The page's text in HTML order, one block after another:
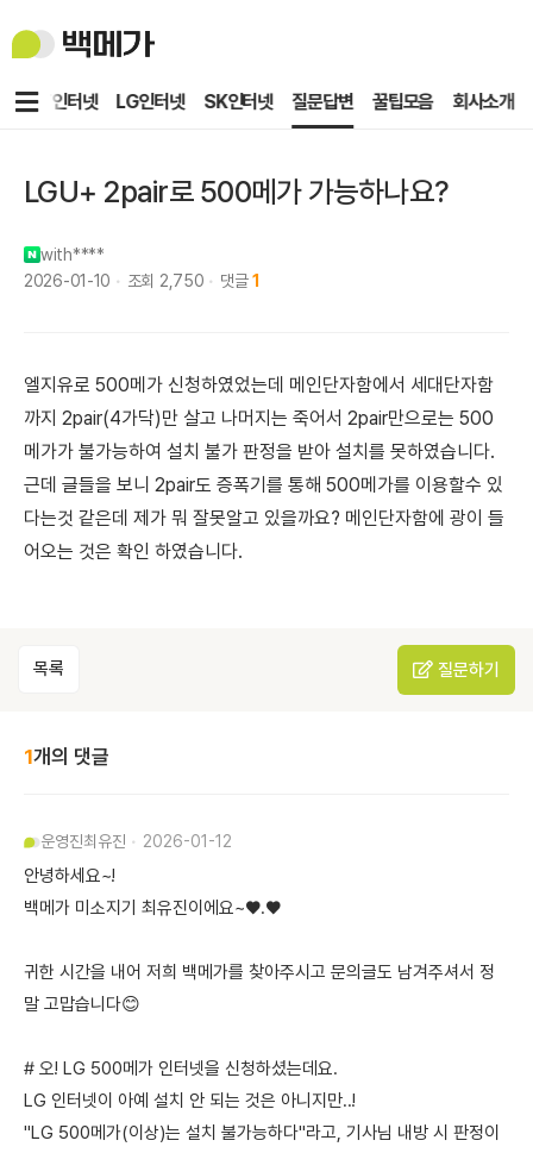
백
메
KT인터넷 LG인터넷 SK인터넷 질문답변 꿀팁모음 회사소개
메
LGU+ 2pair로 500메가 가능하나요?
with****
2026-01-10
조회 2,750 댓글 1
엘지유로 500메가 신청하였었는데 메인단자함에서 세대단자함
까지 2pair(4가닥)만 살고 나머지는 죽어서 2pair만으로는 500
메가가 불가능하여 설치 불가 판정을 받아 설치를 못하였습니다.
근데 글들을 보니 2pair도 증폭기를 통해 500메가를 이용할수 있
다는것 같은데 제가 뭐 잘못알고 있을까요? 메인단자함에 광이 들
어오는 것은 확인 하였습니다.
목록 질문하기
1개의 댓글
운영진최유진 2026-01-12
안녕하세요~!
백메가 미소지기 최유진이에요~♥.♥
귀한 시간을 내어 저희 백메가를 찾아주시고 문의글도 남겨주셔서 정
말 고맙습니다😊
# 오! LG 500메가 인터넷을 신청하셨는데요.
LG 인터넷이 아예 설치 안 되는 것은 아니지만..!
"LG 500메가(이상)는 설치 불가능하다"라고, 기사님 내방 시 판정이